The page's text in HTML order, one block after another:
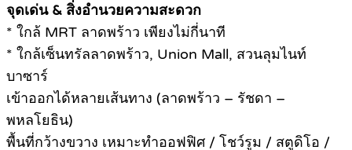
จุดเด่น & สิ่งอำนวยความสะดวก
* ใกล้ MRT ลาดพร้าว เพียงไม่กี่นาที
* ใกล้เซ็นทรัลลาดพร้าว, Union Mall, สวนลุมไนท์
บาซาร์
เข้าออกได้หลายเส้นทาง (ลาดพร้าว – รัชดา –
พหลโยธิน)
พื้นที่กว้างขวาง เหมาะทำออฟฟิศ / โชว์รูม / สตูดิโอ /